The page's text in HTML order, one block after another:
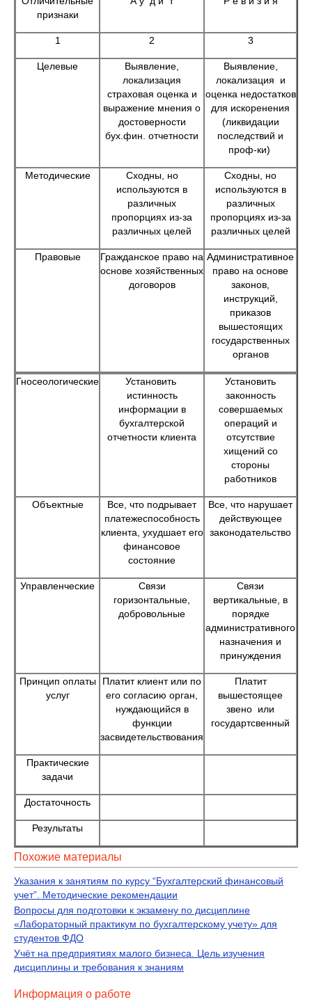
признаки
1 2 3
Целевые
Выявление,
локализация
страховая оценка и
выражение мнения о
достоверности
бух.фин. отчетности
Выявление,
локализация и
оценка недостатков
для искоренения
(ликвидации
последствий и
проф-ки)
Методические
Сходны, но
используются в
различных
пропорциях из-за
различных целей
Сходны, но
используются в
различных
пропорциях из-за
различных целей
Правовые
Гражданское право на
основе хозяйственных
договоров
Административное
право на основе
законов,
инструкций,
приказов
вышестоящих
государственных
органов
Гносеологические
Установить
истинность
информации в
бухгалтерской
отчетности клиента
Установить
законность
совершаемых
операций и
отсутствие
хищений со
стороны
работников
Объектные
Все, что подрывает
платежеспособность
клиента, ухудшает его
финансовое
состояние
Все, что нарушает
действующее
законодательство
Управленческие
Связи
горизонтальные,
добровольные
Связи
вертикальные, в
порядке
административного
назначения и
принуждения
Принцип оплаты
услуг
Платит клиент или по
его согласию орган,
нуждающийся в
функции
засвидетельствования
Платит
вышестоящее
звено или
государтсвенный
Практические
задачи
Достаточность
Результаты
Похожие материалы
Указания к занятиям по курсу “Бухгалтерский финансовый
учет”. Методические рекомендации
Вопросы для подготовки к экзамену по дисциплине
«Лабораторный практикум по бухгалтерскому учету» для
студентов ФДО
Учёт на предприятиях малого бизнеса. Цель изучения
дисциплины и требования к знаниям
Информация о работе